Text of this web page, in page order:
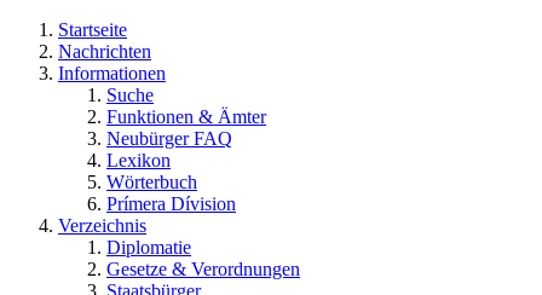
Startseite
Nachrichten
Informationen
Suche
Funktionen & Ämter
Neubürger FAQ
Lexikon
Wörterbuch
Prímera Dívision
Verzeichnis
Diplomatie
Gesetze & Verordnungen
Staatsbürger